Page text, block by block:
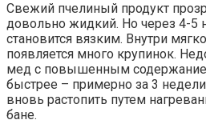
Свежий пчелиный продукт
довольно жидкий. Но через 4-5
становится вязким. Внутри
появляется много крупинок.
мед с повышенным
быстрее – примерно за 3
вновь растопить путем
бане.